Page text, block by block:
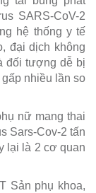
SARS-CoV-2
hệ thống y tế
đại dịch không
đối tượng dễ bị
nhiều lần so
nữ mang thai
Sars-Cov-2 tấn
lại là 2 cơ quan
Sản phụ khoa,